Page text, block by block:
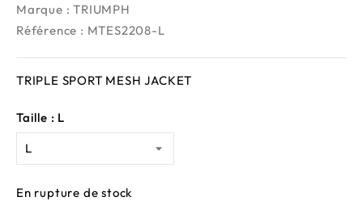
Marque : TRIUMPH
Référence : MTES2208-L
TRIPLE SPORT MESH JACKET
Taille : L
En rupture de stock